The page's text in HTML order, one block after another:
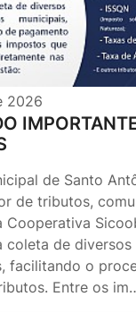
2026
de Santo
de tributos,
Cooperativa
coleta de
facilitando o
Entre os